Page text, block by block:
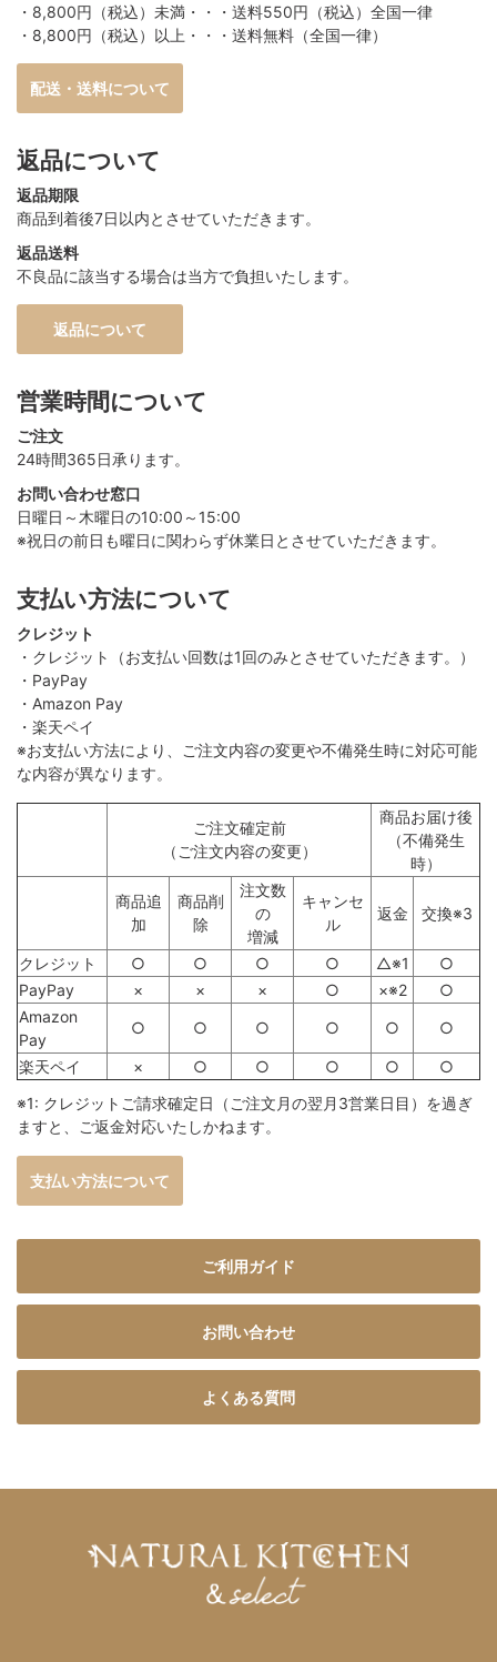
・8,800円（税込）未満・・・送料550円（税込）全国一律
・8,800円（税込）以上・・・送料無料（全国一律）
配送・送料について
返品について
返品期限
商品到着後7日以内とさせていただきます。
返品送料
不良品に該当する場合は当方で負担いたします。
返品について
営業時間について
ご注文
24時間365日承ります。
お問い合わせ窓口
日曜日～木曜日の10:00～15:00
※祝日の前日も曜日に関わらず休業日とさせていただきます。
支払い方法について
クレジット
・クレジット（お支払い回数は1回のみとさせていただきます。）
・PayPay
・Amazon Pay
・楽天ペイ
※お支払い方法により、ご注文内容の変更や不備発生時に対応可能
な内容が異なります。
ご注文確定前
（ご注文内容の変更）
商品お届け後
（不備発生
時）
商品追
加
商品削
除
注文数
の
増減
キャンセ
ル
返金 交換※3
クレジット ○ ○ ○ ○ △※1
○
PayPay
× × × ○ ×※2
○
Amazon
Pay
○ ○ ○ ○ ○ ○
楽天ペイ × ○ ○ ○ ○
○
※1: クレジットご請求確定日（ご注文月の翌月3営業日目）を過ぎ
ますと、ご返金対応いたしかねます。
支払い方法について
ご利用ガイド
お問い合わせ
よくある質問